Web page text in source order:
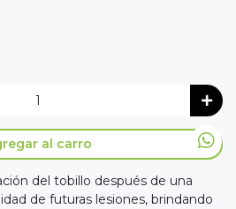
al carro
del tobillo después de una
de futuras lesiones, brindando